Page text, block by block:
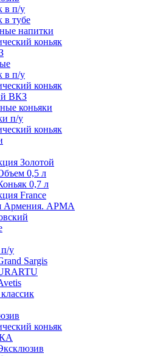
в п/у
в тубе
напитки
коньяк
в п/у
коньяк
ВКЗ
коньяки
п/у
коньяк
Золотой
0,5 л
0,7 л
France
Армения. АРМА
у
Sargis
коньяк